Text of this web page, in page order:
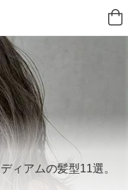
ィアムの髪型11選。